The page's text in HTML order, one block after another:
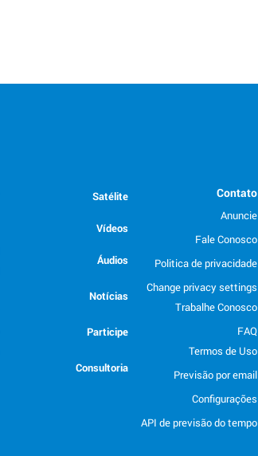
Contato
Anuncie
Fale Conosco
Politica de privacidade
Change privacy settings
Trabalhe Conosco
FAQ
Termos de Uso
Previsão por email
Configurações
API de previsão do tempo
Satélite
Vídeos
Áudios
Notícias
Participe
Consultoria